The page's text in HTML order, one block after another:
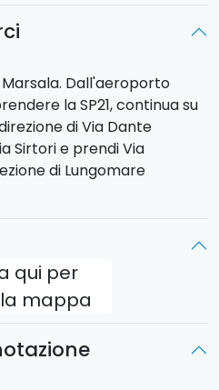
Dall'aeroporto
la SP21, continua su
di Via Dante
Sirtori e prendi Via
di Lungomare
qui per
mappa